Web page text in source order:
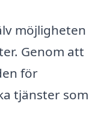
möjligheten
Genom att
för
tjänster som